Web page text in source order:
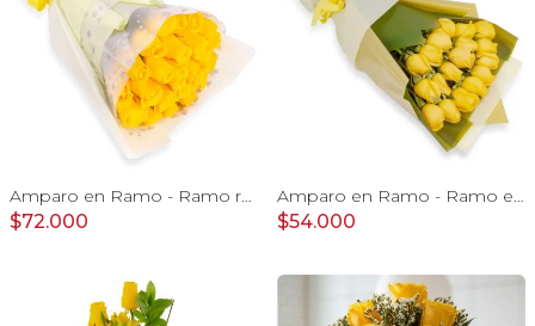
Amparo en Ramo - Ramo redondo 24 rosas ecuatorianas amarillo
$72.000
Amparo en Ramo - Ramo extendido 18 rosas amarillo
$54.000